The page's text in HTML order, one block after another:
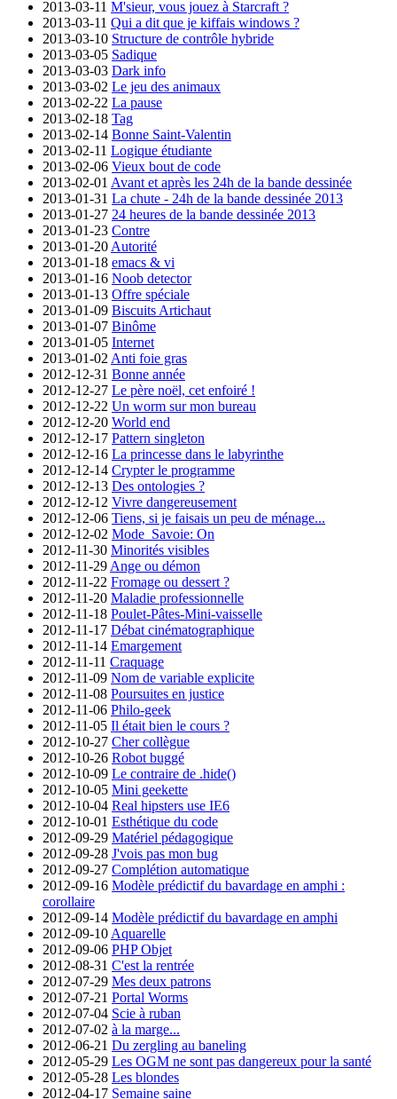
2013-03-11 M'sieur, vous jouez à Starcraft ?
2013-03-11 Qui a dit que je kiffais windows ?
2013-03-10 Structure de contrôle hybride
2013-03-05 Sadique
2013-03-03 Dark info
2013-03-02 Le jeu des animaux
2013-02-22 La pause
2013-02-18 Tag
2013-02-14 Bonne Saint-Valentin
2013-02-11 Logique étudiante
2013-02-06 Vieux bout de code
2013-02-01 Avant et après les 24h de la bande dessinée
2013-01-31 La chute - 24h de la bande dessinée 2013
2013-01-27 24 heures de la bande dessinée 2013
2013-01-23 Contre
2013-01-20 Autorité
2013-01-18 emacs & vi
2013-01-16 Noob detector
2013-01-13 Offre spéciale
2013-01-09 Biscuits Artichaut
2013-01-07 Binôme
2013-01-05 Internet
2013-01-02 Anti foie gras
2012-12-31 Bonne année
2012-12-27 Le père noël, cet enfoiré !
2012-12-22 Un worm sur mon bureau
2012-12-20 World end
2012-12-17 Pattern singleton
2012-12-16 La princesse dans le labyrinthe
2012-12-14 Crypter le programme
2012-12-13 Des ontologies ?
2012-12-12 Vivre dangereusement
2012-12-06 Tiens, si je faisais un peu de ménage...
2012-12-02 Mode_Savoie: On
2012-11-30 Minorités visibles
2012-11-29 Ange ou démon
2012-11-22 Fromage ou dessert ?
2012-11-20 Maladie professionnelle
2012-11-18 Poulet-Pâtes-Mini-vaisselle
2012-11-17 Débat cinématographique
2012-11-14 Emargement
2012-11-11 Craquage
2012-11-09 Nom de variable explicite
2012-11-08 Poursuites en justice
2012-11-06 Philo-geek
2012-11-05 Il était bien le cours ?
2012-10-27 Cher collègue
2012-10-26 Robot buggé
2012-10-09 Le contraire de .hide()
2012-10-05 Mini geekette
2012-10-04 Real hipsters use IE6
2012-10-01 Esthétique du code
2012-09-29 Matériel pédagogique
2012-09-28 J'vois pas mon bug
2012-09-27 Complétion automatique
2012-09-16 Modèle prédictif du bavardage en amphi :
corollaire
2012-09-14 Modèle prédictif du bavardage en amphi
2012-09-10 Aquarelle
2012-09-06 PHP Objet
2012-08-31 C'est la rentrée
2012-07-29 Mes deux patrons
2012-07-21 Portal Worms
2012-07-04 Scie à ruban
2012-07-02 à la marge...
2012-06-21 Du zergling au baneling
2012-05-29 Les OGM ne sont pas dangereux pour la santé
2012-05-28 Les blondes
2012-04-17 Semaine saine